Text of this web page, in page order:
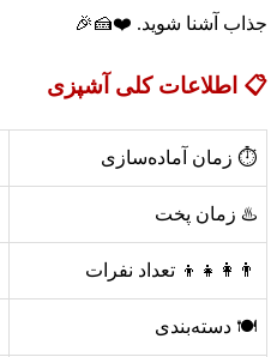
جذاب آشنا شوید. ❤️🍰🎉
📋 اطلاعات کلی آشپزی
⏱️ زمان آماده‌سازی
♨️ زمان پخت
👨‍👩‍👧‍👦 تعداد نفرات
🍽️ دسته‌بندی